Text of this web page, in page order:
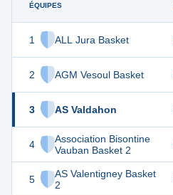
ÉQUIPES
1 ALL Jura Basket
2 AGM Vesoul Basket
3 AS Valdahon
4
Association Bisontine
Vauban Basket 2
5
AS Valentigney Basket
2
12
12
9
6 5